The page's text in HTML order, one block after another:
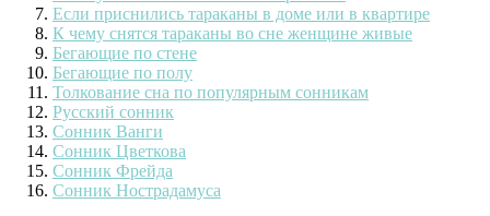
Если приснились тараканы в доме или в квартире
К чему снятся тараканы во сне женщине живые
Бегающие по стене
Бегающие по полу
Толкование сна по популярным сонникам
Русский сонник
Сонник Ванги
Сонник Цветкова
Сонник Фрейда
Сонник Нострадамуса